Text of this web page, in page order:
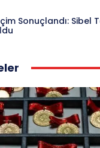
Sonuçlandı: Sibel